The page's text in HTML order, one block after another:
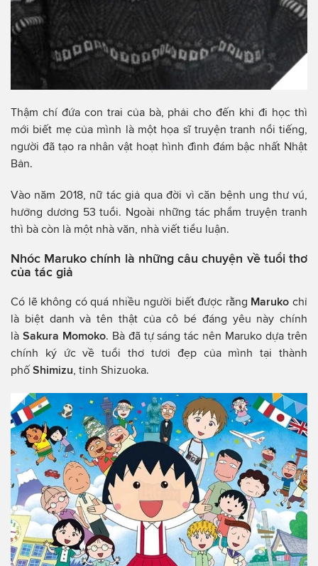
Thậm chí đứa con trai của bà, phải cho đến khi đi học thì
mới biết mẹ của mình là một họa sĩ truyện tranh nổi tiếng,
người đã tạo ra nhân vật hoạt hình đình đám bậc nhất Nhật
Bản.
Vào năm 2018, nữ tác giả qua đời vì căn bệnh ung thư vú,
hưởng dương 53 tuổi. Ngoài những tác phẩm truyện tranh
thì bà còn là một nhà văn, nhà viết tiểu luận.
Nhóc Maruko chính là những câu chuyện về tuổi thơ
của tác giả
Có lẽ không có quá nhiều người biết được rằng Marukochỉ
là biệt danh và tên thật của cô bé đáng yêu này chính
là Sakura Momoko. Bà đã tự sáng tác nên Maruko dựa trên
chính ký ức về tuổi thơ tươi đẹp của mình tại thành
phố Shimizu , tỉnh Shizuoka.